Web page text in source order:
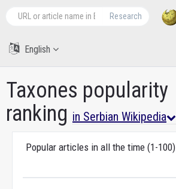
Research
English
Taxones popularity
ranking in Serbian Wikipedia
Popular articles in all the time (1-100)